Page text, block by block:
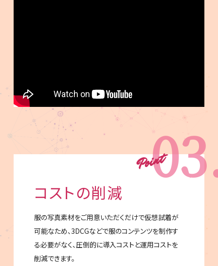
コストの削減
服の写真素材をご用意いただくだけで仮想試着が
可能なため、3DCGなどで服のコンテンツを制作す
る必要がなく、圧倒的に導入コストと運用コストを
削減できます。